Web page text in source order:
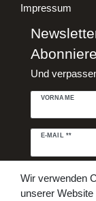
Impressum
Und
VORNAME
E-MAIL **
Newsletter
Hiermit
Wir verwenden
unserer